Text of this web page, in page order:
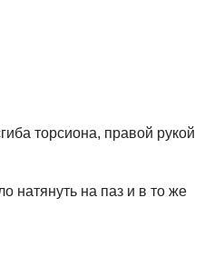
торсиона, правой рукой
натянуть на паз и в то же